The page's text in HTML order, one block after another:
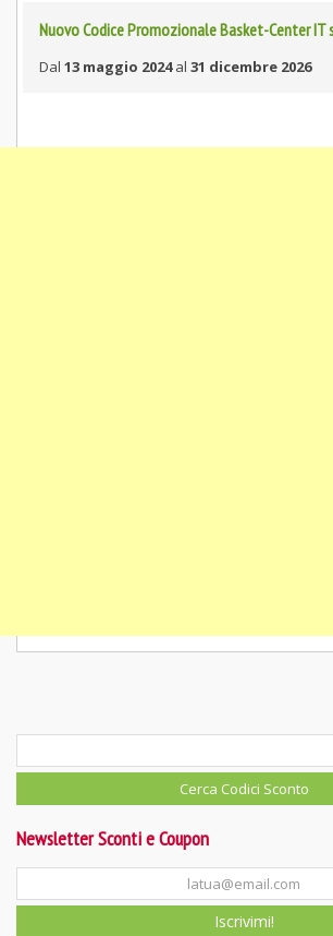
Nuovo Codice Promozionale Basket-Center IT
Dal 13 maggio 2024al 31 dicembre 2026
Newsletter Sconti e Coupon
Iscrivimi!